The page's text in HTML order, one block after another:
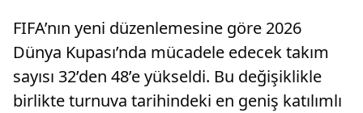
FIFA’nın yeni düzenlemesine göre 2026
Dünya Kupası’nda mücadele edecek takım
sayısı 32’den 48’e yükseldi. Bu değişiklikle
birlikte turnuva tarihindeki en geniş katılımlı